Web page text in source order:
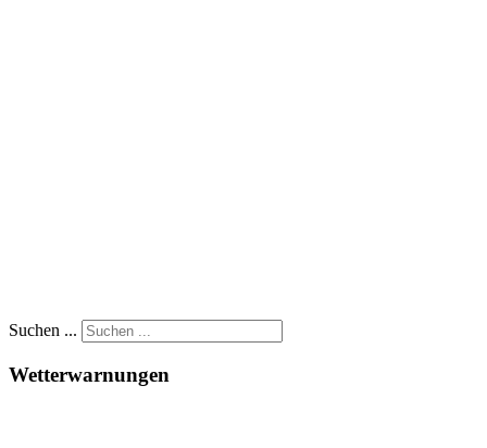
Suchen ...
Wetterwarnungen